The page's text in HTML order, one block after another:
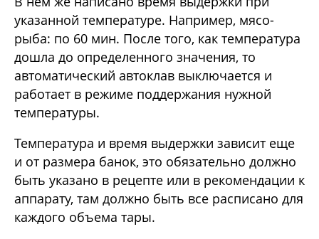
указанной температуре. Например, мясо-
рыба: по 60 мин. После того, как температура
дошла до определенного значения, то
автоматический автоклав выключается и
работает в режиме поддержания нужной
температуры.
Температура и время выдержки зависит еще
и от размера банок, это обязательно должно
быть указано в рецепте или в рекомендации к
аппарату, там должно быть все расписано для
каждого объема тары.